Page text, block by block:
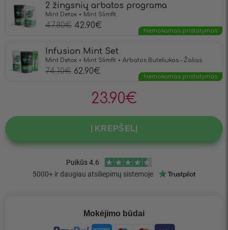
2 žingsnių arbatos programa
Mint Detox + Mint Slimfit
47.80€ 42.90€
Nemokamas pristatymas
Infusion Mint Set
Mint Detox + Mint Slimfit + Arbatos Buteliukas – Žalias
74.10€ 62.90€
Nemokamas pristatymas
23.90€
Į KREPŠELĮ
Mokėjimo būdai